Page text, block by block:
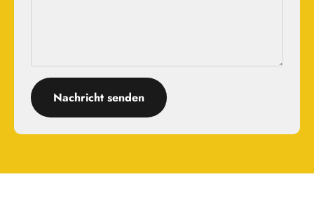
Nachricht senden